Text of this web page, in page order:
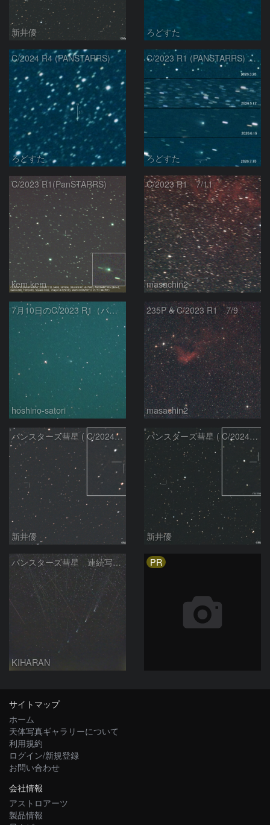
新井優 ろどすた
C/2024 R4 (PANSTARRS)
ろどすた
C/2023 R1 (PANSTARRS) の変化
ろどすた
C/2023 R1(PanSTARRS)
kem.kem
C/2023 R1 7/11
masachin2
7月10日のC/2023 R1（パンスターズ彗星）
hoshino-satori
235P & C/2023 R1 7/9
masachin2
パンスターズ彗星 ( C/2024R4 )：2026/06/28
新井優
パンスターズ彗星 ( C/2024G4 )の予報位置：2026/06/23
新井優
パンスターズ彗星 連続写真 再処理
KIHARAN
PR
サイトマップ
ホーム
天体写真ギャラリーについて
利用規約
ログイン/新規登録
お問い合わせ
会社情報
アストロアーツ
製品情報